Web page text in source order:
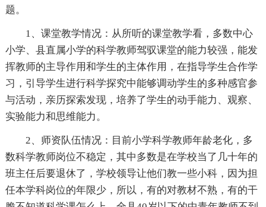
题。
1、课堂教学情况：从所听的课堂教学看，多数中心
小学、县直属小学的科学教师驾驭课堂的能力较强，能发
挥教师的主导作用和学生的主体作用，在指导学生合作学
习，引导学生进行科学探究中能够调动学生的多种感官参
与活动，亲历探索发现，培养了学生的动手能力、观察、
实验能力和思维能力。
2、师资队伍情况：目前小学科学教师年龄老化，多
数科学教师岗位不稳定，其中多数是在学校当了几十年的
班主任后要退休了，学校领导让他们教一些小科，因为担
任本学科岗位的年限少，所以，有的对教材不熟，有的干